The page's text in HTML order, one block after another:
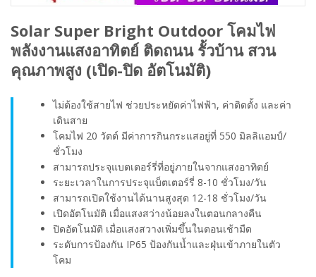
Solar Super Bright Outdoor โคมไฟ
พลังงานแสงอาทิตย์ ติดถนน รั้วบ้าน สวน
คุณภาพสูง (เปิด-ปิด อัตโนมัติ)
ไม่ต้องใช้สายไฟ ช่วยประหยัดค่าไฟฟ้า, ค่าติดตั้ง และค่า
เดินสาย
โคมไฟ 20 วัตต์ มีค่าการกินกระแสอยู่ที่ 550 มิลลิแอมป์/
ชั่วโมง
สามารถประจุแบตเตอร์รี่ที่อยู่ภายในจากแสงอาทิตย์
ระยะเวลาในการประจุแบ็ตเตอร์รี่ 8-10 ชั่วโมง/วัน
สามารถเปิดใช้งานได้นานสูงสุด 12-18 ชั่วโมง/วัน
เปิดอัตโนมัติ เมื่อแสงสว่างน้อยลงในตอนกลางคืน
ปิดอัตโนมัติ เมื่อแสงสวางเพิ่มขึ้นในตอนเช้ามืด
ระดับการป้องกัน IP65 ป้องกันน้ำและฝุ่นเข้าภายในตัว
โคม